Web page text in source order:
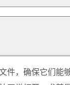
，确保它们能